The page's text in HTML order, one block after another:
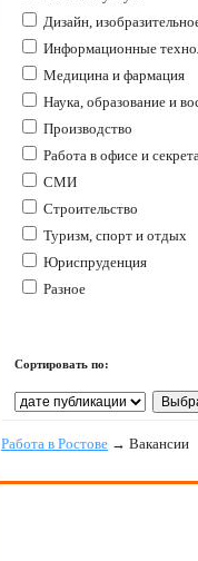
Дизайн,
Информационные
Медицина и фармация
Наука, образование и
Производство
Работа в офисе и
СМИ
Строительство
Туризм, спорт и отдых
Юриспруденция
Разное
Сортировать по:
Работа в Ростове → Вакансии